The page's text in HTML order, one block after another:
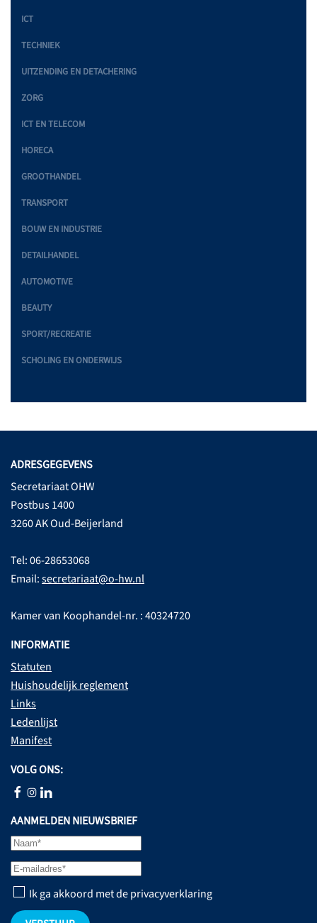
ICT
TECHNIEK
UITZENDING EN DETACHERING
ZORG
ICT EN TELECOM
HORECA
GROOTHANDEL
TRANSPORT
BOUW EN INDUSTRIE
DETAILHANDEL
AUTOMOTIVE
BEAUTY
SPORT/RECREATIE
SCHOLING EN ONDERWIJS
ADRESGEGEVENS
Secretariaat OHW
Postbus 1400
3260 AK Oud-Beijerland
Tel: 06-28653068
Email:secretariaat@o-hw.nl
Kamer van Koophandel-nr. : 40324720
INFORMATIE
Statuten
Huishoudelijk reglement
Links
Ledenlijst
Manifest
VOLG ONS:
AANMELDEN NIEUWSBRIEF
Ik ga akkoord met de privacyverklaring